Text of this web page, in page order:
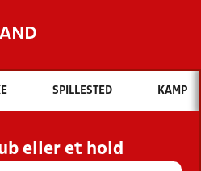
Hvad vil du søge efter?
INDHOLD OG NYHEDER
KLUBBER OG
HOLD
SPILLESTED KAMP
eller et hold